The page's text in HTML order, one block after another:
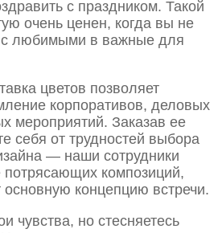
с праздником. Такой
очень ценен, когда вы не
любимыми в важные для
цветов позволяет
корпоративов, деловых
мероприятий. Заказав ее
себя от трудностей выбора
— наши сотрудники
потрясающих композиций,
основную концепцию встречи.
чувства, но стесняетесь